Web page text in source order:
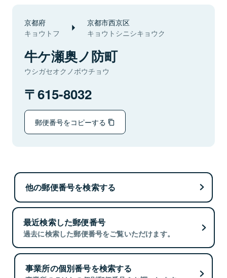
京都府
キョウトフ
京都市西京区
キョウトシニシキョウク
牛ケ瀬奥ノ防町
ウシガセオクノボウチョウ
615-8032
郵便番号をコピーする
他の郵便番号を検索する
最近検索した郵便番号
過去に検索した郵便番号をご覧いただけます。
事業所の個別番号を検索する